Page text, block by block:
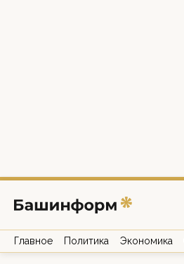
Главное Политика Экономика